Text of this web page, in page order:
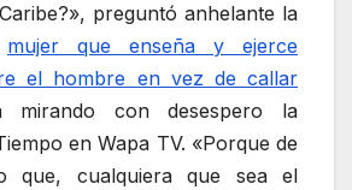
preguntó anhelante la
mujer que enseña y ejerce
el hombre en vez de callar
mirando con desespero la
en Wapa TV. «Porque de
que, cualquiera que sea el